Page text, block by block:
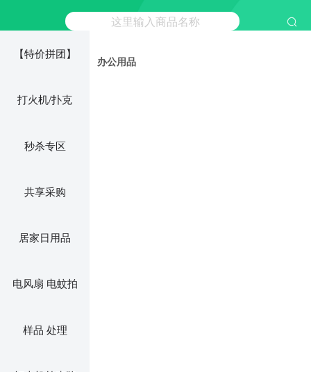
【特价拼团】
打火机/扑克
秒杀专区
共享采购
居家日用品
电风扇 电蚊拍
样品 处理
办公用品